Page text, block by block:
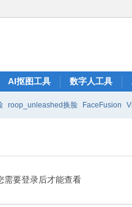
AI抠图工具 数字人工具
roop_unleashed换脸 FaceFusion
需要登录后才能查看